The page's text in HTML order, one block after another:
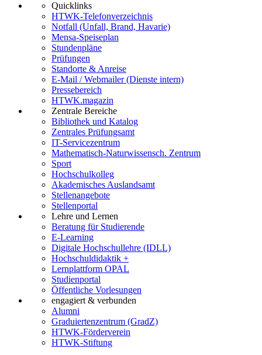
Quicklinks
HTWK-Telefonverzeichnis
Notfall (Unfall, Brand, Havarie)
Mensa-Speiseplan
Stundenpläne
Prüfungen
Standorte & Anreise
E-Mail / Webmailer (Dienste intern)
Pressebereich
HTWK.magazin
Zentrale Bereiche
Bibliothek und Katalog
Zentrales Prüfungsamt
IT-Servicezentrum
Mathematisch-Naturwissensch. Zentrum
Sport
Hochschulkolleg
Akademisches Auslandsamt
Stellenangebote
Stellenportal
Lehre und Lernen
Beratung für Studierende
E-Learning
Digitale Hochschullehre (IDLL)
Hochschuldidaktik +
Lernplattform OPAL
Studienportal
Öffentliche Vorlesungen
engagiert & verbunden
Alumni
Graduiertenzentrum (GradZ)
HTWK-Förderverein
HTWK-Stiftung